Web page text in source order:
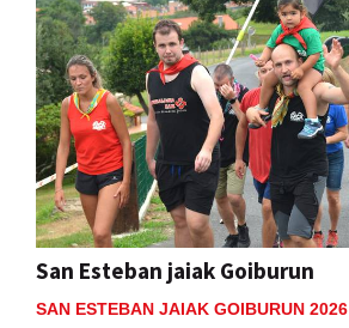
San Esteban jaiak Goiburun
SAN ESTEBAN JAIAK GOIBURUN 2026